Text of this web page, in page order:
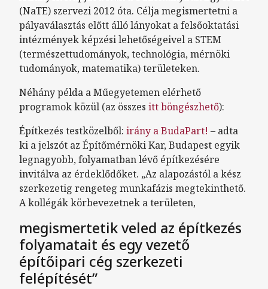
(NaTE) szervezi 2012 óta. Célja megismertetni a
pályaválasztás előtt álló lányokat a felsőoktatási
intézmények képzési lehetőségeivel a STEM
(természettudományok, technológia, mérnöki
tudományok, matematika) területeken.
Néhány példa a Műegyetemen elérhető
programok közül (az összes itt böngészhető):
Építkezés testközelből: irány a BudaPart! – adta
ki a jelszót az Építőmérnöki Kar, Budapest egyik
legnagyobb, folyamatban lévő építkezésére
invitálva az érdeklődőket. „Az alapozástól a kész
szerkezetig rengeteg munkafázis megtekinthető.
A kollégák körbevezetnek a területen,
megismertetik veled az építkezés
folyamatait és egy vezető
építőipari cég szerkezeti
felépítését”